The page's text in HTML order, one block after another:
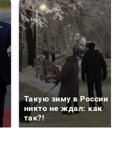
Такую зиму в России
никто не ждал: как
так?!